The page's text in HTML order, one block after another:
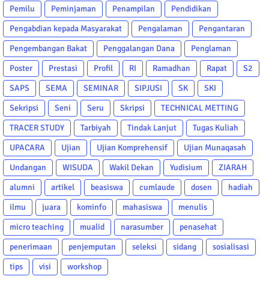
Pemilu
Peminjaman Penampilan
Pendidikan
Pengabdian kepada Masyarakat
Pengalaman
Pengantaran
Pengembangan Bakat
Penggalangan Dana
Penglaman
Poster
Prestasi Profil RI Ramadhan Rapat
S2
SAPS
SEMA SEMINAR SIPJUSI SK
SKI
Sekripsi
Seni Seru Skripsi
TECHNICAL METTING
TRACER STUDY
Tarbiyah Tindak Lanjut
Tugas Kuliah
UPACARA
Ujian Ujian Komprehensif
Ujian Munaqasah
Undangan
WISUDA Wakil Dekan Yudisium
ZIARAH
alumni
artikel beasiswa cumlaude dosen
hadiah
ilmu
juara kominfo mahasiswa
menulis
micro teaching
mualid narasumber
penasehat
penerimaan
penjemputan seleksi sidang
sosialisasi
tips
visi workshop